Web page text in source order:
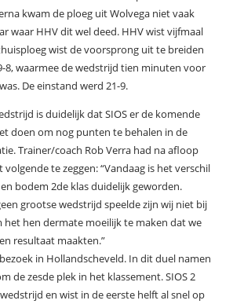
kwam de ploeg uit Wolvega niet vaak
waar HHV dit wel deed. HHV wist vijfmaal
wist de voorsprong uit te breiden
8, waarmee de wedstrijd tien minuten voor
De einstand werd 21-9.
is duidelijk dat SIOS er de komende
doen om nog punten te behalen in de
Trainer/coach Rob Verra had na afloop
te zeggen: “Vandaag is het verschil
bodem 2de klas duidelijk geworden.
grootse wedstrijd speelde zijn wij niet bij
het hen dermate moeilijk te maken dat we
resultaat maakten.”
in Hollandscheveld. In dit duel namen
de zesde plek in het klassement. SIOS 2
en wist in de eerste helft al snel op